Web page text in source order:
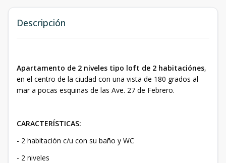
Descripción
Apartamento de 2 niveles tipo loft de 2 habitaciónes,
en el centro de la ciudad con una vista de 180 grados al
mar a pocas esquinas de las Ave. 27 de Febrero.
CARACTERÍSTICAS:
- 2 habitación c/u con su baño y WC
- 2 niveles